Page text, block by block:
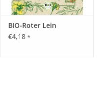
BIO-Roter Lein
€4,18 *